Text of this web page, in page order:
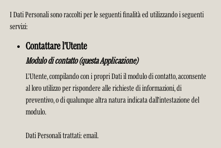
I Dati Personali sono raccolti per le seguenti finalità ed utilizzando i seguenti
servizi:
Contattare l'Utente
Modulo di contatto (questa Applicazione)
L’Utente, compilando con i propri Dati il modulo di contatto, acconsente
al loro utilizzo per rispondere alle richieste di informazioni, di
preventivo, o di qualunque altra natura indicata dall’intestazione del
modulo.
Dati Personali trattati: email.